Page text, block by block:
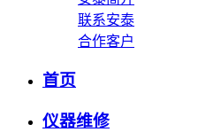
联系安泰
合作客户
首页
仪器维修